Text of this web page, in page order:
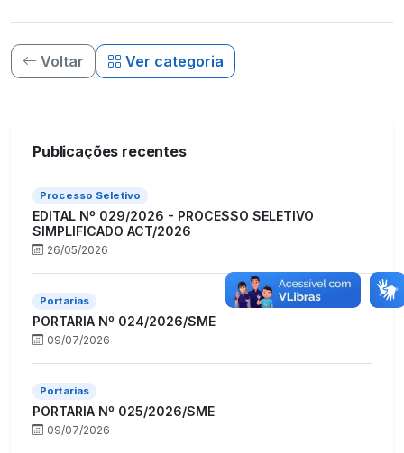
Voltar Ver categoria
Publicações recentes
Processo Seletivo
EDITAL Nº 029/2026 - PROCESSO SELETIVO
SIMPLIFICADO ACT/2026
26/05/2026
Portarias
PORTARIA Nº 024/2026/SME
09/07/2026
Portarias
PORTARIA Nº 025/2026/SME
09/07/2026